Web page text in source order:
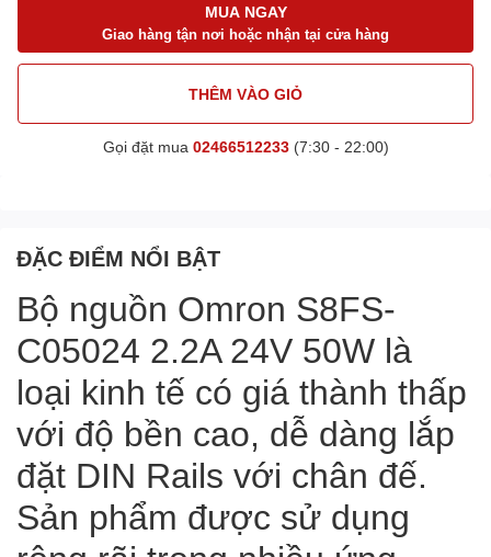
MUA NGAY
Giao hàng tận nơi hoặc nhận tại cửa hàng
THÊM VÀO GIỎ
Gọi đặt mua 02466512233(7:30 - 22:00)
ĐẶC ĐIỂM NỔI BẬT
Bộ nguồn Omron S8FS-
C05024 2.2A 24V 50W là
loại kinh tế có giá thành thấp
với độ bền cao, dễ dàng lắp
đặt DIN Rails với chân đế.
Sản phẩm được sử dụng